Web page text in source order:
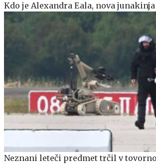
Kdo je Alexandra Eala, nova
Neznani leteči predmet trčil v